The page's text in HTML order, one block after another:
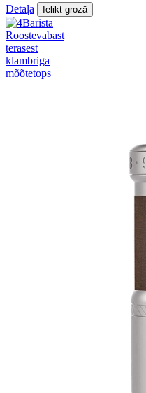
Detaļa Ielikt grozā